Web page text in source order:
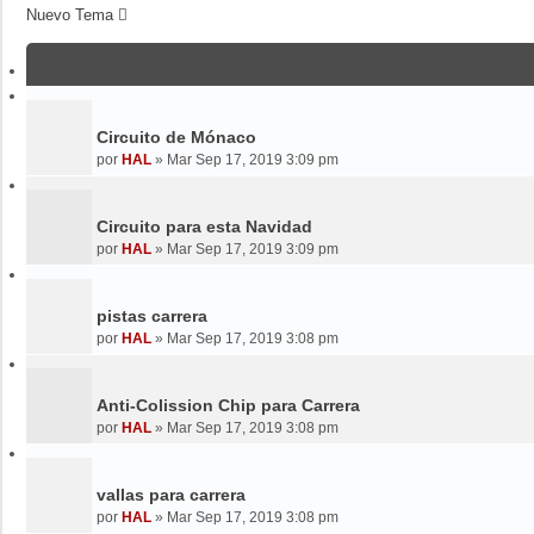
Nuevo Tema
Circuito de Mónaco
por HAL » Mar Sep 17, 2019 3:09 pm
Circuito para esta Navidad
por HAL » Mar Sep 17, 2019 3:09 pm
pistas carrera
por HAL » Mar Sep 17, 2019 3:08 pm
Anti-Colission Chip para Carrera
por HAL » Mar Sep 17, 2019 3:08 pm
vallas para carrera
por HAL » Mar Sep 17, 2019 3:08 pm